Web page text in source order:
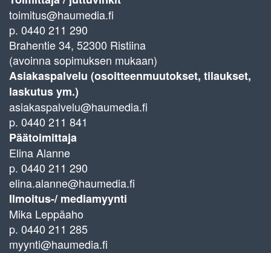
toimitus@haumedia.fi
p. 0440 211 290
Brahentie 34, 52300 Ristiina
(avoinna sopimuksen mukaan)
Asiakaspalvelu (osoitteenmuutokset, tilaukset,
laskutus ym.)
asiakaspalvelu@haumedia.fi
p. 0440 211 841
Päätoimittaja
Elina Alanne
p. 0440 211 290
elina.alanne@haumedia.fi
Ilmoitus-/ mediamyynti
Mika Leppäaho
p. 0440 211 285
myynti@haumedia.fi